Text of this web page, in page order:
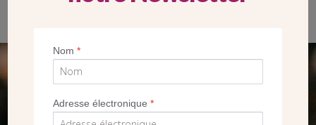
(Crédit CDC)
SEUL VOTRE DON
NOUS PERMET D’AGIR
Nom*
Adresse électronique*